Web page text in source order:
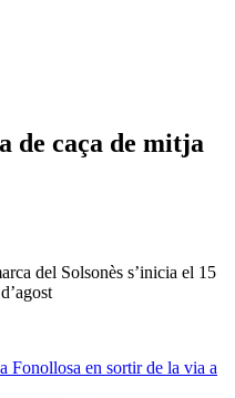
de caça de mitja
del Solsonès s’inicia el 15
Fonollosa en sortir de la via a